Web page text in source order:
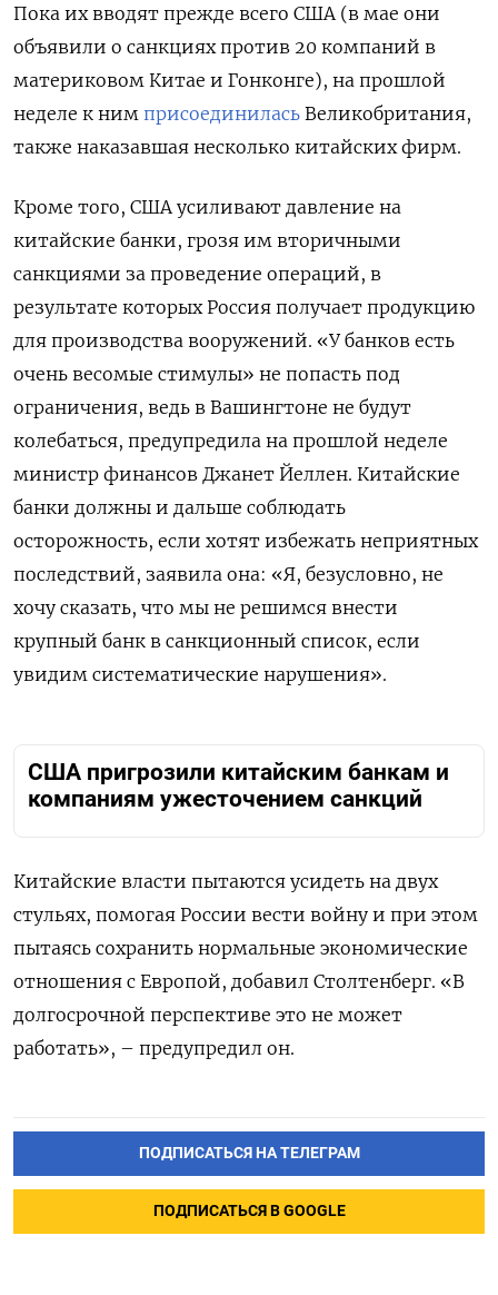
Пока их вводят прежде всего США (в мае они
объявили о санкциях против 20 компаний в
материковом Китае и Гонконге), на прошлой
неделе к ним присоединилась Великобритания,
также наказавшая несколько китайских фирм.
Кроме того, США усиливают давление на
китайские банки, грозя им вторичными
санкциями за проведение операций, в
результате которых Россия получает продукцию
для производства вооружений. «У банков есть
очень весомые стимулы» не попасть под
ограничения, ведь в Вашингтоне не будут
колебаться, предупредила на прошлой неделе
министр финансов Джанет Йеллен. Китайские
банки должны и дальше соблюдать
осторожность, если хотят избежать неприятных
последствий, заявила она: «Я, безусловно, не
хочу сказать, что мы не решимся внести
крупный банк в санкционный список, если
увидим систематические нарушения».
США пригрозили китайским банкам и
компаниям ужесточением санкций
Китайские власти пытаются усидеть на двух
стульях, помогая России вести войну и при этом
пытаясь сохранить нормальные экономические
отношения с Европой, добавил Столтенберг. «В
долгосрочной перспективе это не может
работать», – предупредил он.
ПОДПИСАТЬСЯ НА ТЕЛЕГРАМ
ПОДПИСАТЬСЯ В GOOGLE